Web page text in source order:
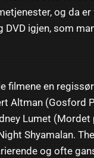
og da
igjen, som
filmene en
Altman (Gosford
Lumet
Shyamalan.
og ofte